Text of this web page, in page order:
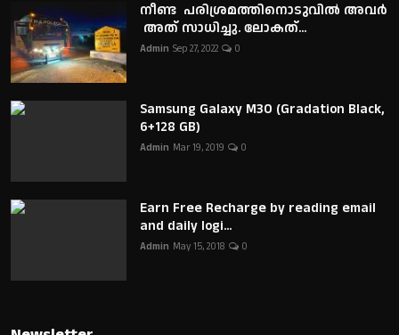
നീണ്ട പരിശ്രമത്തിനൊടുവിൽ അവർ
അത് സാധിച്ചു. ലോകത്...
Admin Sep 27, 2022 0
Samsung Galaxy M30 (Gradation Black,
6+128 GB)
Admin Mar 19, 2019 0
Earn Free Recharge by reading email
and daily logi...
Admin May 15, 2018 0